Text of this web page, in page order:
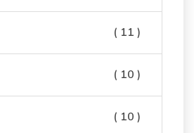
( 11 )
( 10 )
( 10 )